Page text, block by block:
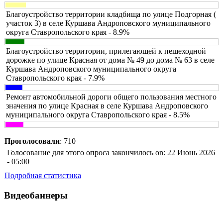
Благоустройство территории кладбища по улице Подгорная (
участок 3) в селе Куршава Андроповского муниципального
округа Ставропольского края - 8.9%
Благоустройство территории, прилегающей к пешеходной
дорожке по улице Красная от дома № 49 до дома № 63 в селе
Куршава Андроповского муниципального округа
Ставропольского края - 7.9%
Ремонт автомобильной дороги общего пользования местного
значения по улице Красная в селе Куршава Андроповского
муниципального округа Ставропольского края - 8.5%
Проголосовали: 710
Голосование для этого опроса закончилось on: 22 Июнь 2026
- 05:00
Подробная статистика
Видеобаннеры